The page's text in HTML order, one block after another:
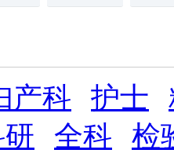
积金 企业
助 全薪病假 股票
产科 护士
全科
检